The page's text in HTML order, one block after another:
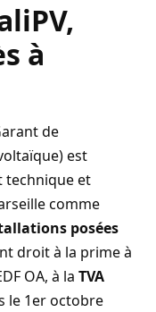
à
de
est
technique et
comme
posées
droit à la prime à
OA, à laTVA
le 1er octobre